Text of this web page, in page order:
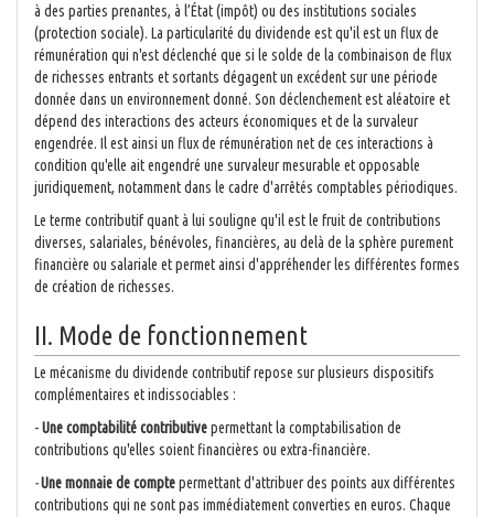
à des parties prenantes, à l’État (impôt) ou des institutions sociales
(protection sociale). La particularité du dividende est qu'il est un flux de
rémunération qui n'est déclenché que si le solde de la combinaison de flux
de richesses entrants et sortants dégagent un excédent sur une période
donnée dans un environnement donné. Son déclenchement est aléatoire et
dépend des interactions des acteurs économiques et de la survaleur
engendrée. Il est ainsi un flux de rémunération net de ces interactions à
condition qu'elle ait engendré une survaleur mesurable et opposable
juridiquement, notamment dans le cadre d'arrêtés comptables périodiques.
Le terme contributif quant à lui souligne qu'il est le fruit de contributions
diverses, salariales, bénévoles, financières, au delà de la sphère purement
financière ou salariale et permet ainsi d'appréhender les différentes formes
de création de richesses.
II. Mode de fonctionnement
Le mécanisme du dividende contributif repose sur plusieurs dispositifs
complémentaires et indissociables :
-Une comptabilité contributivepermettant la comptabilisation de
contributions qu'elles soient financières ou extra-financière.
-Une monnaie de comptepermettant d'attribuer des points aux différentes
contributions qui ne sont pas immédiatement converties en euros. Chaque